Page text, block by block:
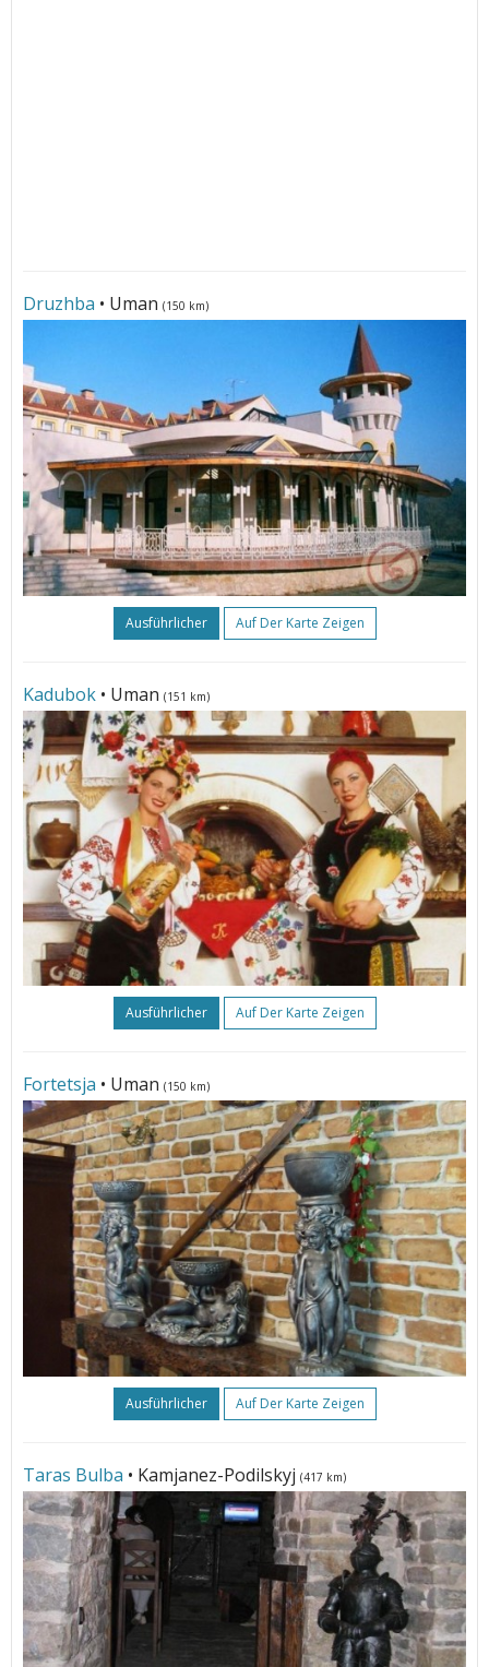
Druzhba • Uman (150 km)
Ausführlicher Auf Der Karte Zeigen
Kadubok • Uman (151 km)
Ausführlicher Auf Der Karte Zeigen
Fortetsja • Uman (150 km)
Ausführlicher Auf Der Karte Zeigen
Taras Bulba • Kamjanez-Podilskyj (417 km)